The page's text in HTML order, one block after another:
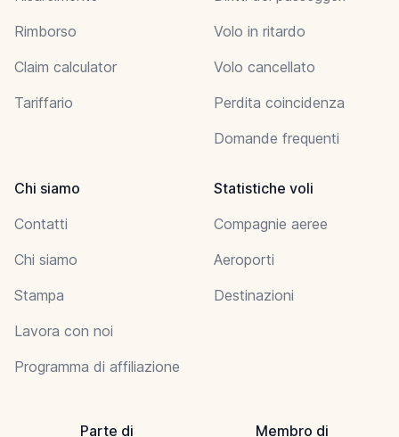
Rimborso
Claim calculator
Tariffario
Volo in ritardo
Volo cancellato
Perdita coincidenza
Domande frequenti
Chi siamo
Contatti
Chi siamo
Stampa
Lavora con noi
Programma di affiliazione
Statistiche voli
Compagnie aeree
Aeroporti
Destinazioni
Parte di Membro di